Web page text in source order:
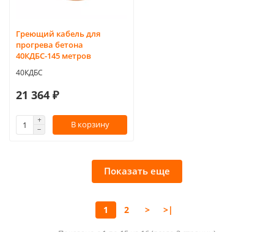
Греющий кабель для
прогрева бетона
40КДБС-145 метров
40КДБС
21 364 ₽
В корзину
Показать еще
1 2 > >|